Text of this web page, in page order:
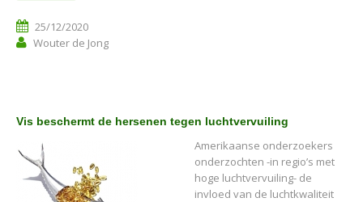
25/12/2020
Wouter de Jong
Vis beschermt de hersenen tegen luchtvervuiling
Amerikaanse onderzoekers
onderzochten -in regio’s met
hoge luchtvervuiling- de
invloed van de luchtkwaliteit